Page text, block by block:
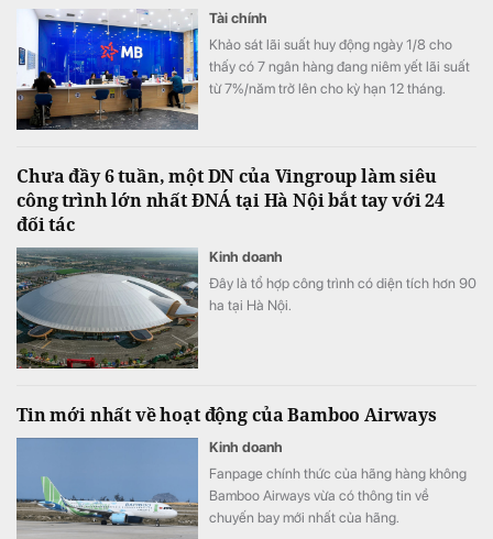
Tài chính
Khảo sát lãi suất huy động ngày 1/8 cho
thấy có 7 ngân hàng đang niêm yết lãi suất
từ 7%/năm trở lên cho kỳ hạn 12 tháng.
Chưa đầy 6 tuần, một DN của Vingroup làm siêu
công trình lớn nhất ĐNÁ tại Hà Nội bắt tay với 24
đối tác
Kinh doanh
Đây là tổ hợp công trình có diện tích hơn 90
ha tại Hà Nội.
Tin mới nhất về hoạt động của Bamboo Airways
Kinh doanh
Fanpage chính thức của hãng hàng không
Bamboo Airways vừa có thông tin về
chuyến bay mới nhất của hãng.